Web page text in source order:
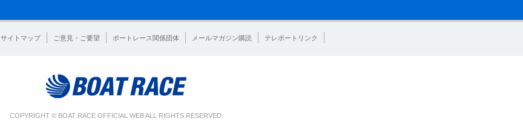
サイトマップ ご意見・ご要望 ボートレース関係団体 メールマガジン購読 テレボートリンク
COPYRIGHT © BOAT RACE OFFICIAL WEB ALL RIGHTS RESERVED.